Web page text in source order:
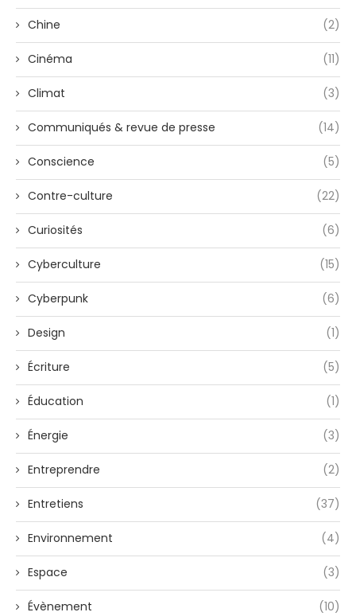
Chine (2)
Cinéma (11)
Climat (3)
Communiqués & revue de presse (14)
Conscience (5)
Contre-culture (22)
Curiosités (6)
Cyberculture (15)
Cyberpunk (6)
Design (1)
Écriture (5)
Éducation (1)
Énergie (3)
Entreprendre (2)
Entretiens (37)
Environnement (4)
Espace (3)
Évènement (10)